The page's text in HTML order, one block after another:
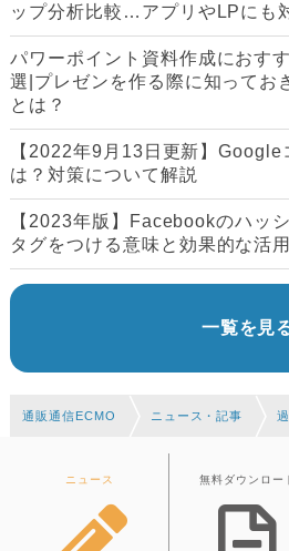
ップ分析比較…アプリやLPにも
パワーポイント資料作成におす
選|プレゼンを作る際に知ってお
とは？
【2022年9月13日更新】Google
は？対策について解説
【2023年版】Facebookのハッ
タグをつける意味と効果的な活
一覧を見
通販通信ECMO ニュース・記事
ニュース 無料ダウンロー